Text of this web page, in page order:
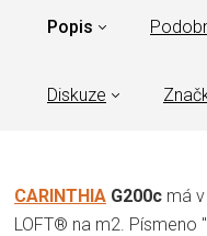
Popis
Diskuze
CARINTHIA G200c má
LOFT® na m2. Písmeno